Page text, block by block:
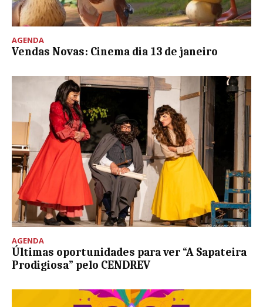
AGENDA
Vendas Novas: Cinema dia 13 de janeiro
AGENDA
Últimas oportunidades para ver “A Sapateira
Prodigiosa” pelo CENDREV